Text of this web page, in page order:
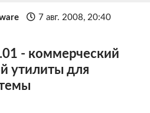
7 авг. 2008, 20:40
- коммерческий
утилиты для